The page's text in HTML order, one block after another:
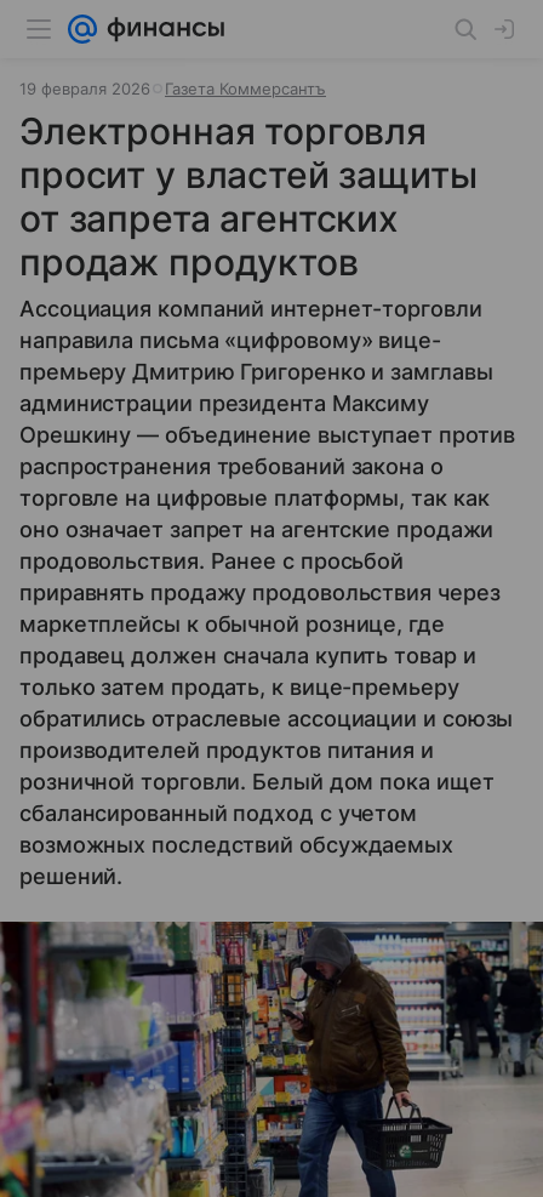
19 февраля 2026 Газета Коммерсантъ
Электронная торговля
просит у властей защиты
от запрета агентских
продаж продуктов
Ассоциация компаний интернет-торговли
направила письма «цифровому» вице-
премьеру Дмитрию Григоренко и замглавы
администрации президента Максиму
Орешкину — объединение выступает против
распространения требований закона о
торговле на цифровые платформы, так как
оно означает запрет на агентские продажи
продовольствия. Ранее с просьбой
приравнять продажу продовольствия через
маркетплейсы к обычной рознице, где
продавец должен сначала купить товар и
только затем продать, к вице-премьеру
обратились отраслевые ассоциации и союзы
производителей продуктов питания и
розничной торговли. Белый дом пока ищет
сбалансированный подход с учетом
возможных последствий обсуждаемых
решений.